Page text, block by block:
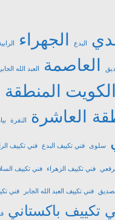
البدع الجهراء
العاصمة العبد الله الجابر
الكويت المنطقة
العاشرة
النقرة
سلوى فني تكييف البدع فني تكييف
فني تكييف الزهراء فني تكييف
فني تكييف العبد الله الجابر فني
تكييف باكستاني